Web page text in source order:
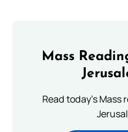
Mass
Read today's Mass